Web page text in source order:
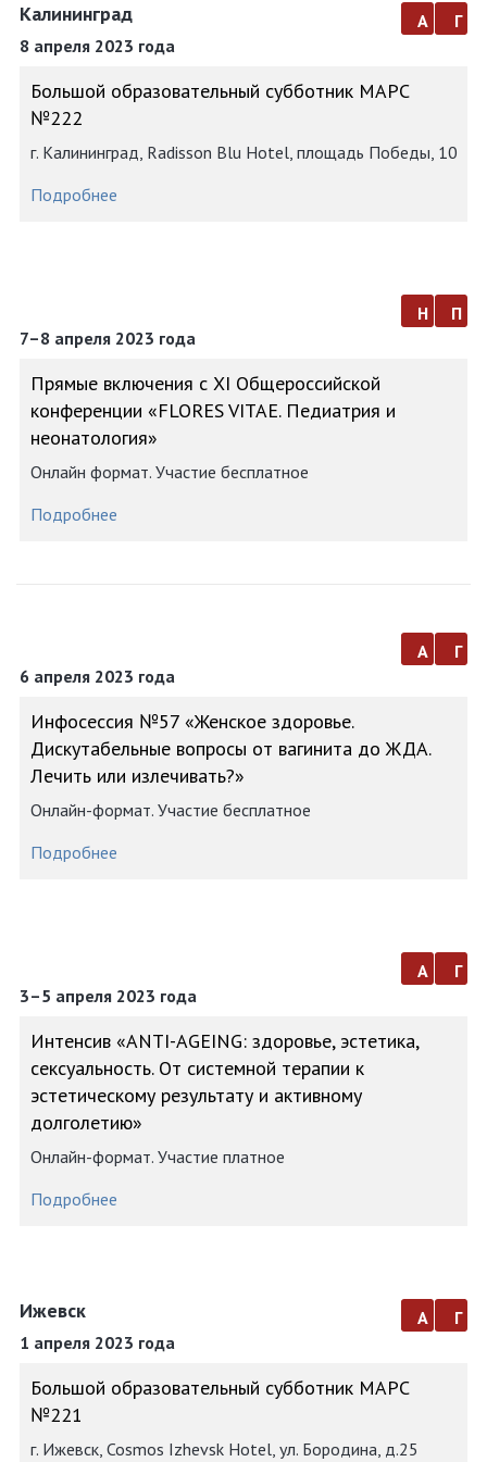
Калининград
8 апреля 2023 года
а г
Большой образовательный субботник МАРС
№222
г. Калининград, Radisson Blu Hotel, площадь Победы, 10
Подробнее
7–8 апреля 2023 года
н п
Прямые включения с XI Общероссийской
конференции «FLORES VITAE. Педиатрия и
неонатология»
Онлайн формат. Участие бесплатное
Подробнее
6 апреля 2023 года
а г
Инфосессия №57 «Женское здоровье.
Дискутабельные вопросы от вагинита до ЖДА.
Лечить или излечивать?»
Онлайн-формат. Участие бесплатное
Подробнее
3–5 апреля 2023 года
а г
Интенсив «АNTI-AGEING: здоровье, эстетика,
сексуальность. От системной терапии к
эстетическому результату и активному
долголетию»
Онлайн-формат. Участие платное
Подробнее
Ижевск
1 апреля 2023 года
а г
Большой образовательный субботник МАРС
№221
г. Ижевск, Cosmos Izhevsk Hotel, ул. Бородина, д.25